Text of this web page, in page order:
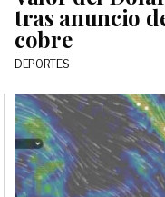
tras anuncio
cobre
DEPORTES